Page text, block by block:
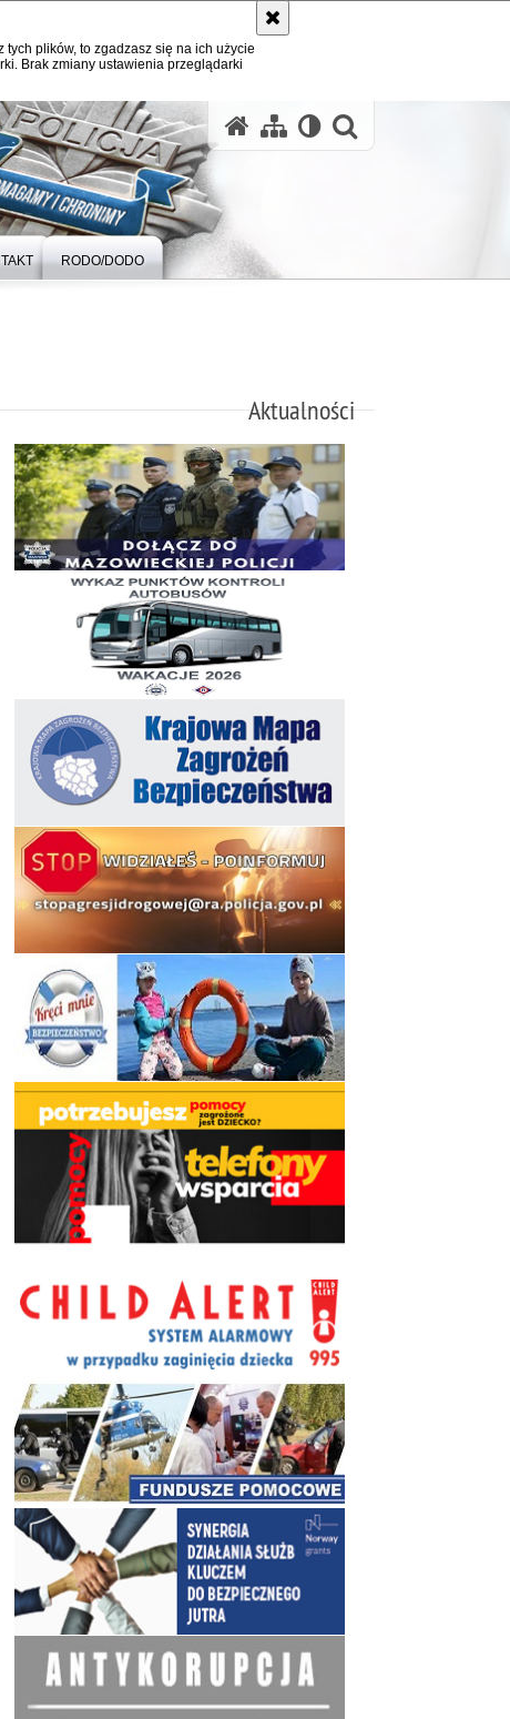
plików, to zgadzasz się na ich użycie
Brak zmiany ustawienia przeglądarki
RODO/DODO
Aktualności